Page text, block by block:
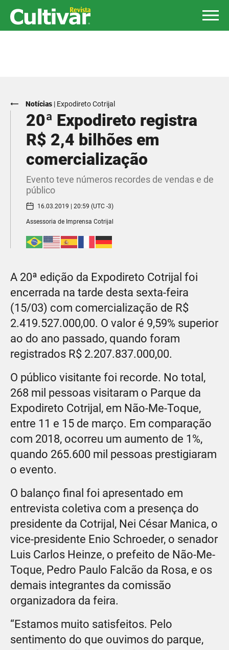
Notícias | Expodireto Cotrijal
20ª Expodireto registra
R$ 2,4 bilhões em
comercialização
Evento teve números recordes de vendas e de
público
16.03.2019 | 20:59 (UTC -3)
Assessoria de Imprensa Cotrijal
A 20ª edição da Expodireto Cotrijal foi
encerrada na tarde desta sexta-feira
(15/03) com comercialização de R$
2.419.527.000,00. O valor é 9,59% superior
ao do ano passado, quando foram
registrados R$ 2.207.837.000,00.
O público visitante foi recorde. No total,
268 mil pessoas visitaram o Parque da
Expodireto Cotrijal, em Não-Me-Toque,
entre 11 e 15 de março. Em comparação
com 2018, ocorreu um aumento de 1%,
quando 265.600 mil pessoas prestigiaram
o evento.
O balanço final foi apresentado em
entrevista coletiva com a presença do
presidente da Cotrijal, Nei César Manica, o
vice-presidente Enio Schroeder, o senador
Luis Carlos Heinze, o prefeito de Não-Me-
Toque, Pedro Paulo Falcão da Rosa, e os
demais integrantes da comissão
organizadora da feira.
“Estamos muito satisfeitos. Pelo
sentimento do que ouvimos do parque,